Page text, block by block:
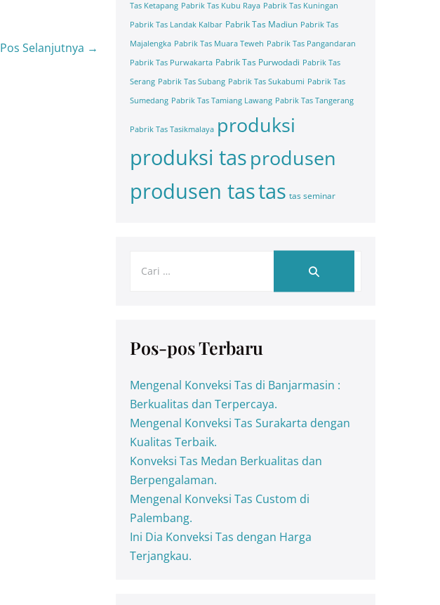
Pos Selanjutnya →
Tas Ketapang Pabrik Tas Kubu Raya Pabrik Tas Kuningan
Pabrik Tas Landak Kalbar Pabrik Tas Madiun Pabrik Tas
Majalengka Pabrik Tas Muara Teweh Pabrik Tas Pangandaran
Pabrik Tas Purwakarta Pabrik Tas Purwodadi Pabrik Tas
Serang Pabrik Tas Subang Pabrik Tas Sukabumi Pabrik Tas
Sumedang Pabrik Tas Tamiang Lawang Pabrik Tas Tangerang
Pabrik Tas Tasikmalaya produksi
produksi tasprodusen
produsen tastas tas seminar
Pos-pos Terbaru
Mengenal Konveksi Tas di Banjarmasin :
Berkualitas dan Terpercaya.
Mengenal Konveksi Tas Surakarta dengan
Kualitas Terbaik.
Konveksi Tas Medan Berkualitas dan
Berpengalaman.
Mengenal Konveksi Tas Custom di
Palembang.
Ini Dia Konveksi Tas dengan Harga
Terjangkau.